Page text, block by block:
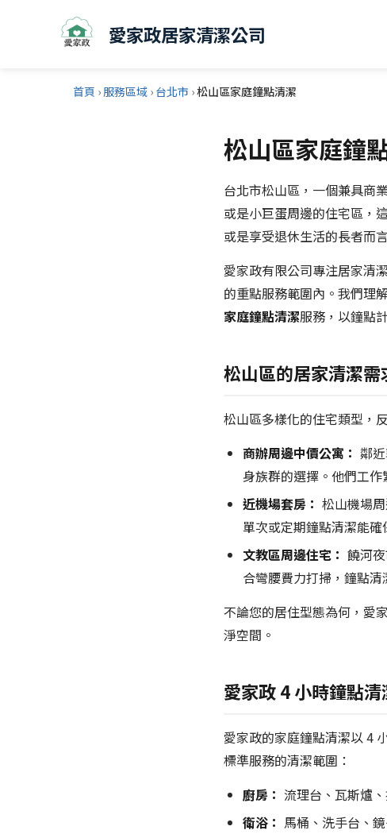
愛家政居家清潔公司
首頁 › 服務區域 › 台北市 ›松山區家庭鐘點清潔
松山區家庭鐘
台北市松山區，一個兼具商
或是小巨蛋周邊的住宅區，
或是享受退休生活的長者而
愛家政有限公司專注居家清
的重點服務範圍內。我們理
家庭鐘點清潔服務，以鐘點
松山區的居家清潔需
松山區多樣化的住宅類型，
商辦周邊中價公寓： 鄰
身族群的選擇。他們工
近機場套房： 松山機場
單次或定期鐘點清潔能
文教區周邊住宅： 饒河
合彎腰費力打掃，鐘點
不論您的居住型態為何，愛
淨空間。
愛家政 4 小時鐘點
愛家政的家庭鐘點清潔以 4
標準服務的清潔範圍：
廚房： 流理台、瓦斯爐
衛浴： 馬桶、洗手台、